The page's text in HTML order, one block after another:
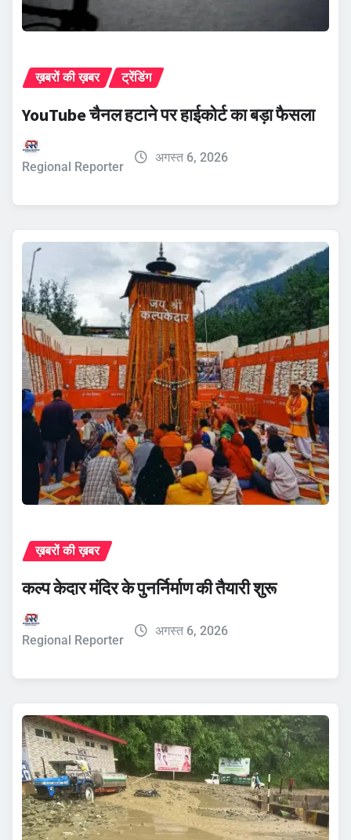
ख़बरों की ख़बर ट्रेंडिंग
YouTube चैनल हटाने पर हाईकोर्ट का बड़ा फैसला
Regional Reporter
अगस्त 6, 2026
ख़बरों की ख़बर
कल्प केदार मंदिर के पुनर्निर्माण की तैयारी शुरू
Regional Reporter
अगस्त 6, 2026